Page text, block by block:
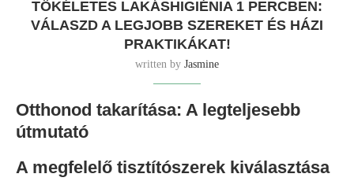
TÖKÉLETES LAKÁSHIGIÉNIA 1 PERCBEN:
VÁLASZD A LEGJOBB SZEREKET ÉS HÁZI
PRAKTIKÁKAT!
written by Jasmine
Otthonod takarítása: A legteljesebb
útmutató
A megfelelő tisztítószerek kiválasztása